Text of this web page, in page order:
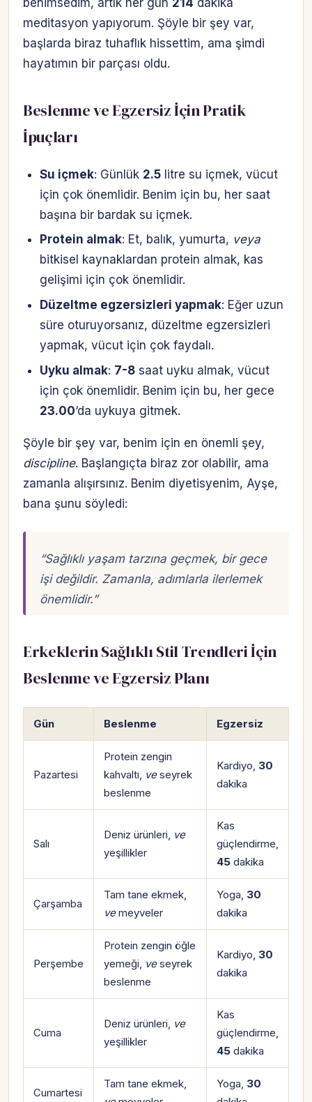
benimsedim, artık her gün 214 dakika
meditasyon yapıyorum. Şöyle bir şey var,
başlarda biraz tuhaflık hissettim, ama şimdi
hayatımın bir parçası oldu.
Beslenme ve Egzersiz İçin Pratik
İpuçları
Su içmek: Günlük 2.5litre su içmek, vücut
için çok önemlidir. Benim için bu, her saat
başına bir bardak su içmek.
Protein almak: Et, balık, yumurta, veya
bitkisel kaynaklardan protein almak, kas
gelişimi için çok önemlidir.
Düzeltme egzersizleri yapmak: Eğer uzun
süre oturuyorsanız, düzeltme egzersizleri
yapmak, vücut için çok faydalı.
Uyku almak: 7-8saat uyku almak, vücut
için çok önemlidir. Benim için bu, her gece
23.00‘da uykuya gitmek.
Şöyle bir şey var, benim için en önemli şey,
discipline. Başlangıçta biraz zor olabilir, ama
zamanla alışırsınız. Benim diyetisyenim, Ayşe,
bana şunu söyledi:
“Sağlıklı yaşam tarzına geçmek, bir gece
işi değildir. Zamanla, adımlarla ilerlemek
önemlidir.”
Erkeklerin Sağlıklı Stil Trendleri İçin
Beslenme ve Egzersiz Planı
Gün Beslenme Egzersiz
Pazartesi
Protein zengin
kahvaltı, veseyrek
beslenme
Kardiyo, 30
dakika
Salı
Deniz ürünleri, ve
yeşillikler
Kas
güçlendirme,
45 dakika
Çarşamba
Tam tane ekmek,
vemeyveler
Yoga, 30
dakika
Perşembe
Protein zengin öğle
yemeği, veseyrek
beslenme
Kardiyo, 30
dakika
Cuma
Deniz ürünleri, ve
yeşillikler
Kas
güçlendirme,
45 dakika
Cumartesi
Tam tane ekmek,
Yoga, 30